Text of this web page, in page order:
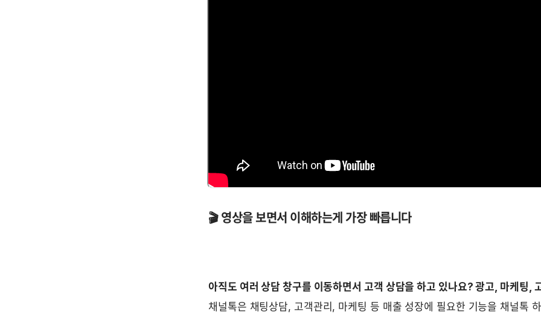
🎬 영상을 보면서 이해하는게 가장 빠릅니다
아직도 여러 상담 창구를 이동하면서 고객 상담을 하고 있나요? 광고, 마케팅,
채널톡은 채팅상담, 고객관리, 마케팅 등 매출 성장에 필요한 기능을 채널톡